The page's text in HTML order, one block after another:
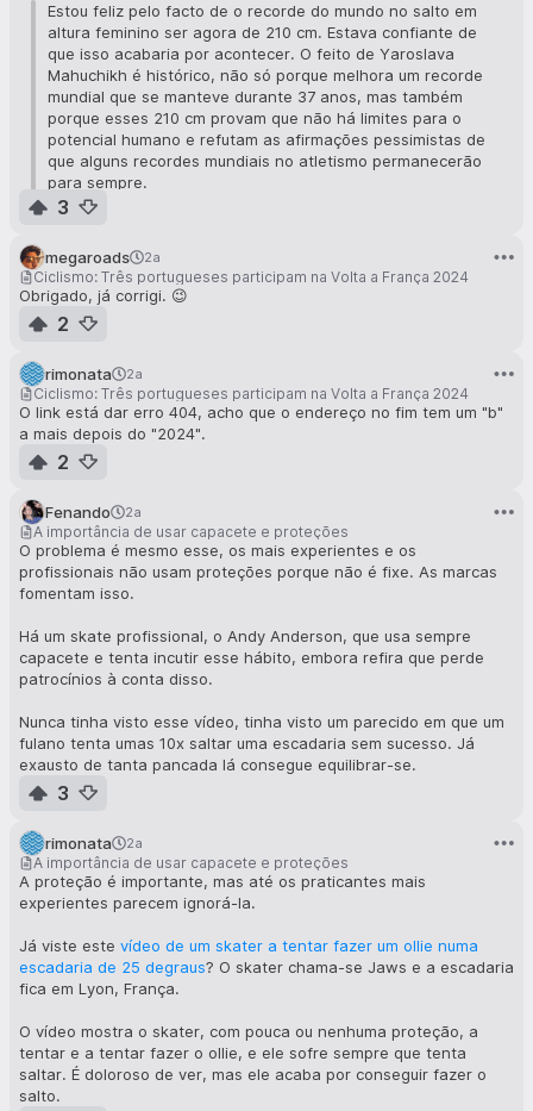
Estou feliz pelo facto de o recorde do mundo no salto em
altura feminino ser agora de 210 cm. Estava confiante de
que isso acabaria por acontecer. O feito de Yaroslava
Mahuchikh é histórico, não só porque melhora um recorde
mundial que se manteve durante 37 anos, mas também
porque esses 210 cm provam que não há limites para o
potencial humano e refutam as afirmações pessimistas de
que alguns recordes mundiais no atletismo permanecerão
para sempre.
responsáveis pela atribuição do prémio a Mahuchikh quando
esta conquistou o ouro europeu. Durante a cerimónia, dei-lhe
um grande abraço e sussurrei-lhe ao ouvido que ela estava
pronta para o recorde mundial. Até nos rimos, porque eu
"permiti" que ela saltasse 207 em Paris e depois apontasse
antes dos Jogos Olímpicos. Saúdo mais uma vez Mahuchikh,
desejo-lhe muitas novas vitórias e recordes mundiais, mas
não posso deixar de ter fé que um dia o recorde voltará a
ser búlgaro.
Mahuchikh me encontrar em Roma, onde me encontro neste
momento e onde, há 37 anos, saltei os proverbiais 209 cm.
Agora Mahuchikh saltou 210 cm em Paris - talvez isso
também seja simbólico, uma vez que os Jogos Olímpicos de
Paris estão mesmo ao virar da esquina.
E podesencontrar aquialgumas fotografias das duas abraçadas
há pouco mais de um mês.
3
megaroads 2a
Ciclismo: Três portugueses participam na Volta a França 2024
Obrigado, já corrigi. 😉
2
rimonata 2a
Ciclismo: Três portugueses participam na Volta a França 2024
O link está dar erro 404, acho que o endereço no fim tem um "b"
a mais depois do "2024".
2
Fenando 2a
A importância de usar capacete e proteções
O problema é mesmo esse, os mais experientes e os
profissionais não usam proteções porque não é fixe. As marcas
fomentam isso.
Há um skate profissional, o Andy Anderson, que usa sempre
capacete e tenta incutir esse hábito, embora refira que perde
patrocínios à conta disso.
Nunca tinha visto esse vídeo, tinha visto um parecido em que um
fulano tenta umas 10x saltar uma escadaria sem sucesso. Já
exausto de tanta pancada lá consegue equilibrar-se.
3
rimonata 2a
A importância de usar capacete e proteções
A proteção é importante, mas até os praticantes mais
experientes parecem ignorá-la.
Já viste este vídeo de um skater a tentar fazer um ollie numa
escadaria de 25 degraus? O skater chama-se Jaws e a escadaria
fica em Lyon, França.
O vídeo mostra o skater, com pouca ou nenhuma proteção, a
tentar e a tentar fazer o ollie, e ele sofre sempre que tenta
saltar. É doloroso de ver, mas ele acaba por conseguir fazer o
salto.